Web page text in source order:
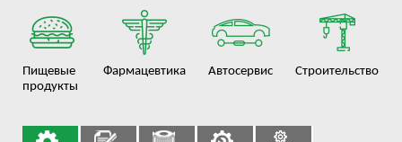
Пищевые
продукты
Фармацевтика Автосервис Строительство